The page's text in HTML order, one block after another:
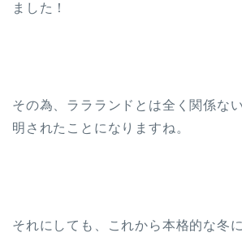
ました！
その為、ララランドとは全く関係な
明されたことになりますね。
それにしても、これから本格的な冬